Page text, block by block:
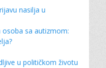
nasilja u
sa autizmom:
u političkom životu